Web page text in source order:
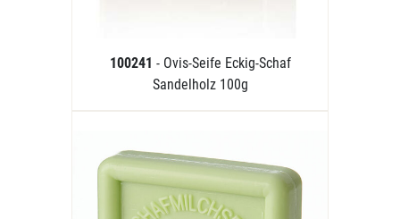
100241 - Ovis-Seife Eckig-Schaf
Sandelholz 100g